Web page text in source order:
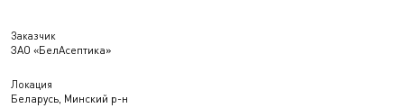
Заказчик
ЗАО «БелАсептика»
Локация
Беларусь, Минский р-н